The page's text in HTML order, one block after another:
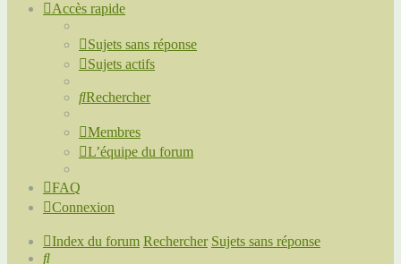
Accès rapide
Sujets sans réponse
Sujets actifs
Rechercher
Membres
L’équipe du forum
FAQ
Connexion
Index du forum Rechercher Sujets sans réponse
Rechercher